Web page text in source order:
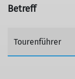
Betreff